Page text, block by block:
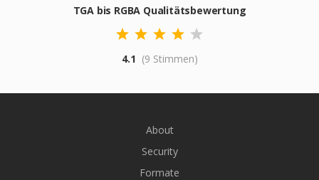
TGA bis RGBA Qualitätsbewertung
4.1 (9 Stimmen)
About
Security
Formate